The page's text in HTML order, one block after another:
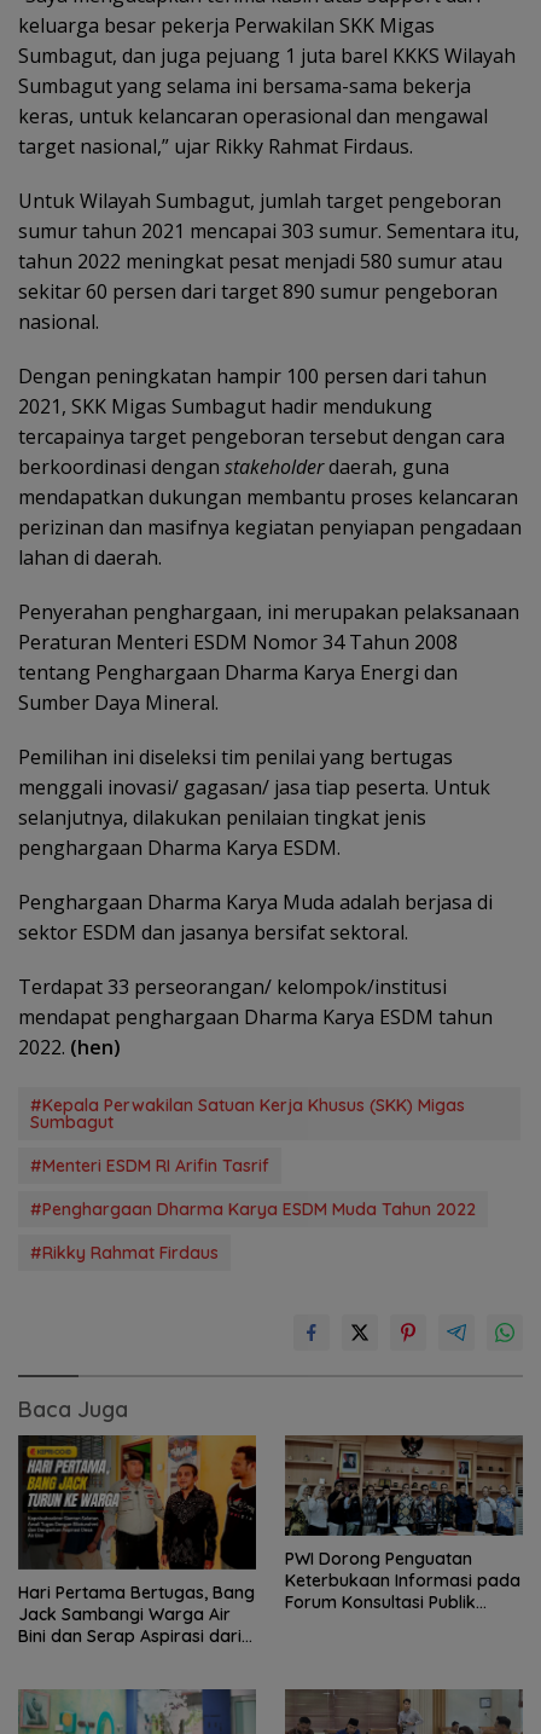
keluarga besar pekerja Perwakilan SKK Migas
Sumbagut, dan juga pejuang 1 juta barel KKKS Wilayah
Sumbagut yang selama ini bersama-sama bekerja
keras, untuk kelancaran operasional dan mengawal
target nasional,” ujar Rikky Rahmat Firdaus.
Untuk Wilayah Sumbagut, jumlah target pengeboran
sumur tahun 2021 mencapai 303 sumur. Sementara itu,
tahun 2022 meningkat pesat menjadi 580 sumur atau
sekitar 60 persen dari target 890 sumur pengeboran
nasional.
Dengan peningkatan hampir 100 persen dari tahun
2021, SKK Migas Sumbagut hadir mendukung
tercapainya target pengeboran tersebut dengan cara
berkoordinasi dengan stakeholderdaerah, guna
mendapatkan dukungan membantu proses kelancaran
perizinan dan masifnya kegiatan penyiapan pengadaan
lahan di daerah.
Penyerahan penghargaan, ini merupakan pelaksanaan
Peraturan Menteri ESDM Nomor 34 Tahun 2008
tentang Penghargaan Dharma Karya Energi dan
Sumber Daya Mineral.
Pemilihan ini diseleksi tim penilai yang bertugas
menggali inovasi/ gagasan/ jasa tiap peserta. Untuk
selanjutnya, dilakukan penilaian tingkat jenis
penghargaan Dharma Karya ESDM.
Penghargaan Dharma Karya Muda adalah berjasa di
sektor ESDM dan jasanya bersifat sektoral.
Terdapat 33 perseorangan/ kelompok/institusi
mendapat penghargaan Dharma Karya ESDM tahun
2022. (hen)
#Kepala Perwakilan Satuan Kerja Khusus (SKK) Migas
Sumbagut
#Menteri ESDM RI Arifin Tasrif
#Penghargaan Dharma Karya ESDM Muda Tahun 2022
#Rikky Rahmat Firdaus
Baca Juga
Hari Pertama Bertugas, Bang
Jack Sambangi Warga Air
Bini dan Serap Aspirasi dari
PWI Dorong Penguatan
Keterbukaan Informasi pada
Forum Konsultasi Publik